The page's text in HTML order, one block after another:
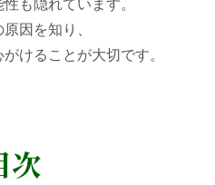
も隠れています。
因を知り、
けることが大切です。
次